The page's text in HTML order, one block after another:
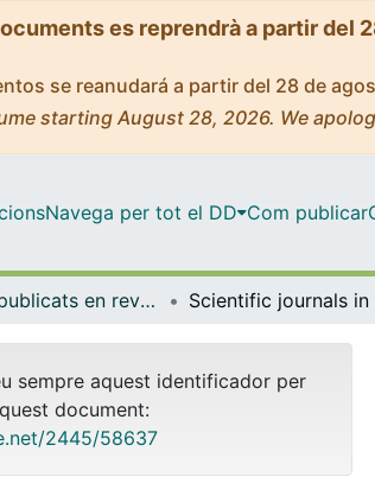
es reprendrà a partir del
se reanudará a partir del 28 de
starting August 28, 2026. We
Navega per tot el DD Com publicar
Articles publicats en revistes (Biblioteconomia, Documentació i Comunicació Audiovisual)
sempre aquest identificador per
document:
2445/58637